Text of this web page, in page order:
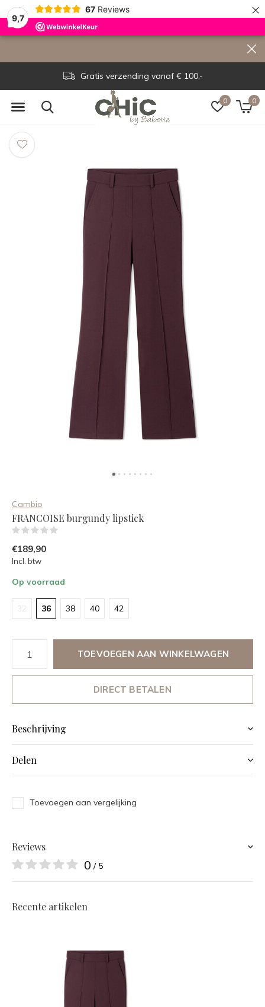
9,7
67 Reviews ×
0 0
Gratis verzending vanaf € 100,-
Cambio
FRANCOISE burgundy lipstick
€189,90
Incl. btw
Op voorraad
32 36 38 40 42
TOEVOEGEN AAN WINKELWAGEN
DIRECT BETALEN
Beschrijving
Delen
Toevoegen aan vergelijking
Reviews
0 / 5
Recente artikelen